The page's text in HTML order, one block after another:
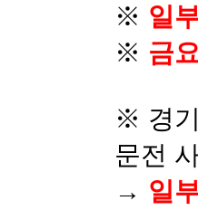
※ 일
※ 금
※ 경
문전
→ 일